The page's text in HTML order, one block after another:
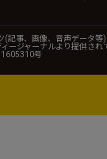
(記事、画像、音声データ
ージャーナルより提供され
号